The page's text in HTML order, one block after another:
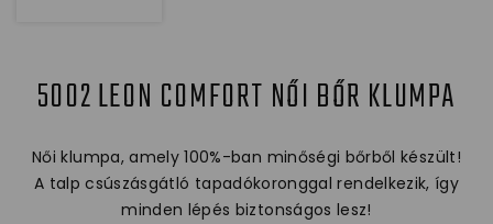
5002 LEON COMFORT NŐI BŐR KLUMPA
Női klumpa, amely 100%-ban minőségi bőrből készült!
A talp csúszásgátló tapadókoronggal rendelkezik, így
minden lépés biztonságos lesz!